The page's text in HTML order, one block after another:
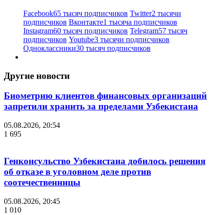
Facebook65 тысяч подписчиков Twitter2 тысячи
подписчиков Вконтакте1 тысяча подписчиков
Instagram60 тысяч подписчиков Telegram57 тысяч
подписчиков Youtube3 тысячи подписчиков
Одноклассники30 тысяч подписчиков
Другие новости
Биометрию клиентов финансовых организаций
запретили хранить за пределами Узбекистана
05.08.2026, 20:54
1 695
Генконсульство Узбекистана добилось решения
об отказе в уголовном деле против
соотечественницы
05.08.2026, 20:45
1 010